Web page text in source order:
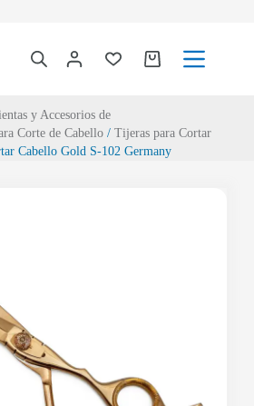
y Accesorios de
Corte de Cabello/ Tijeras para Cortar
Cabello Gold S-102 Germany